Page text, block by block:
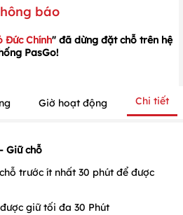
báo
Đức Chính" đã dừng đặt chỗ trên hệ
PasGo!
Giờ hoạt động Chi tiết
Giữ chỗ
trước ít nhất 30 phút để được
giữ tối đa 30 Phút